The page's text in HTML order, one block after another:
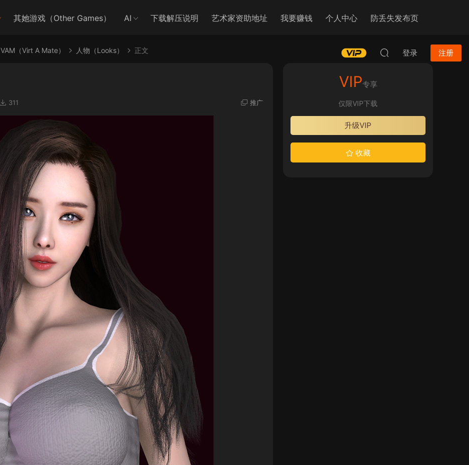
其她游戏（Other Games） AI 下载解压说明 艺术家资助地址 我要赚钱 个人中心 防丢失发布页
登录 注册
VAM（Virt A Mate） 人物（Looks） 正文
311 推广
VIP专享
仅限VIP下载
升级VIP
收藏